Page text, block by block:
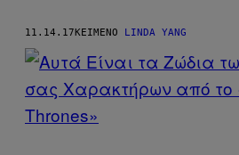
11.14.17ΚΕΊΜΕΝΟ LINDA YANG